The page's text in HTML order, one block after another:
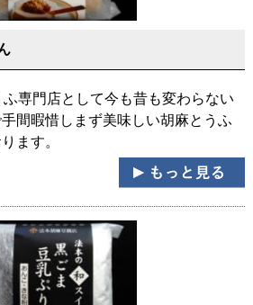
専門店として今も昔も変わらない
間暇惜しまず美味しい胡麻とうふ
ます。